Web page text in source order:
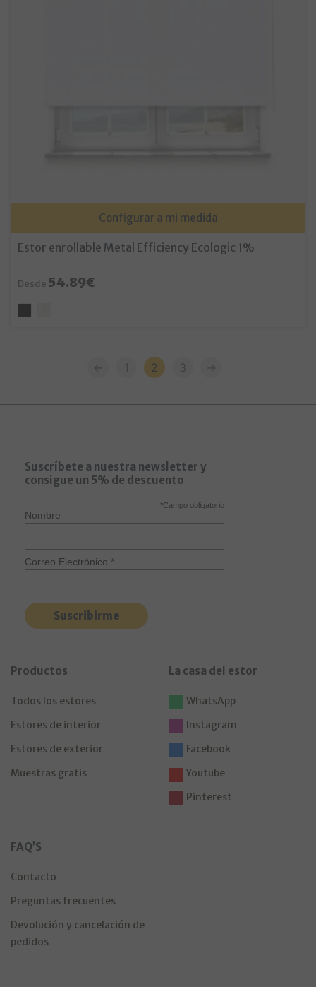
Configurar a mi medida
Estor enrollable Metal Efficiency Ecologic 1%
Desde 54.89€
← 1 2 3 →
Suscríbete a nuestra newsletter y
consigue un 5% de descuento
*Campo obligatorio
Nombre
Correo Electrónico *
Productos
Todos los estores
Estores de interior
Estores de exterior
Muestras gratis
La casa del estor
WhatsApp
Instagram
Facebook
Youtube
Pinterest
FAQ’S
Contacto
Preguntas frecuentes
Devolución y cancelación de
pedidos